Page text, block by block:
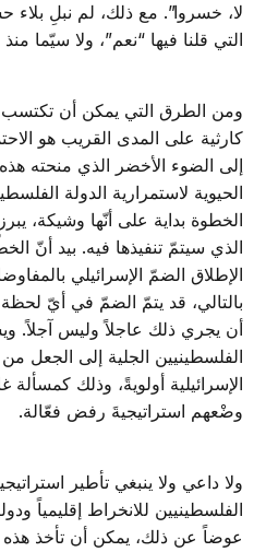
لا، خسروا”. مع ذلك، لم نبلِ بلاء
التي قلنا فيها “نعم”، ولا سيّما منذ
ومن الطرق التي يمكن أن تكتسب
كارثية على المدى القريب هو
إلى الضوء الأخضر الذي منحته
الحيوية لاستمرارية الدولة
الخطوة بداية على أنّها وشيكة،
الذي سيتمّ تنفيذها فيه. بيد أنّ
الإطلاق الضمّ الإسرائيلي
بالتالي، قد يتمّ الضمّ في أيّ
أن يجري ذلك عاجلاً وليس آجلاً.
الفلسطينيين الجلية إلى الجعل
الإسرائيلية أولويةً، وذلك
وضْعهم استراتيجيةَ رفض فعّالة.
ولا داعي ولا ينبغي تأطير
الفلسطينيين للانخراط إقليمياً
عوضاً عن ذلك، يمكن أن تأخذ هذه